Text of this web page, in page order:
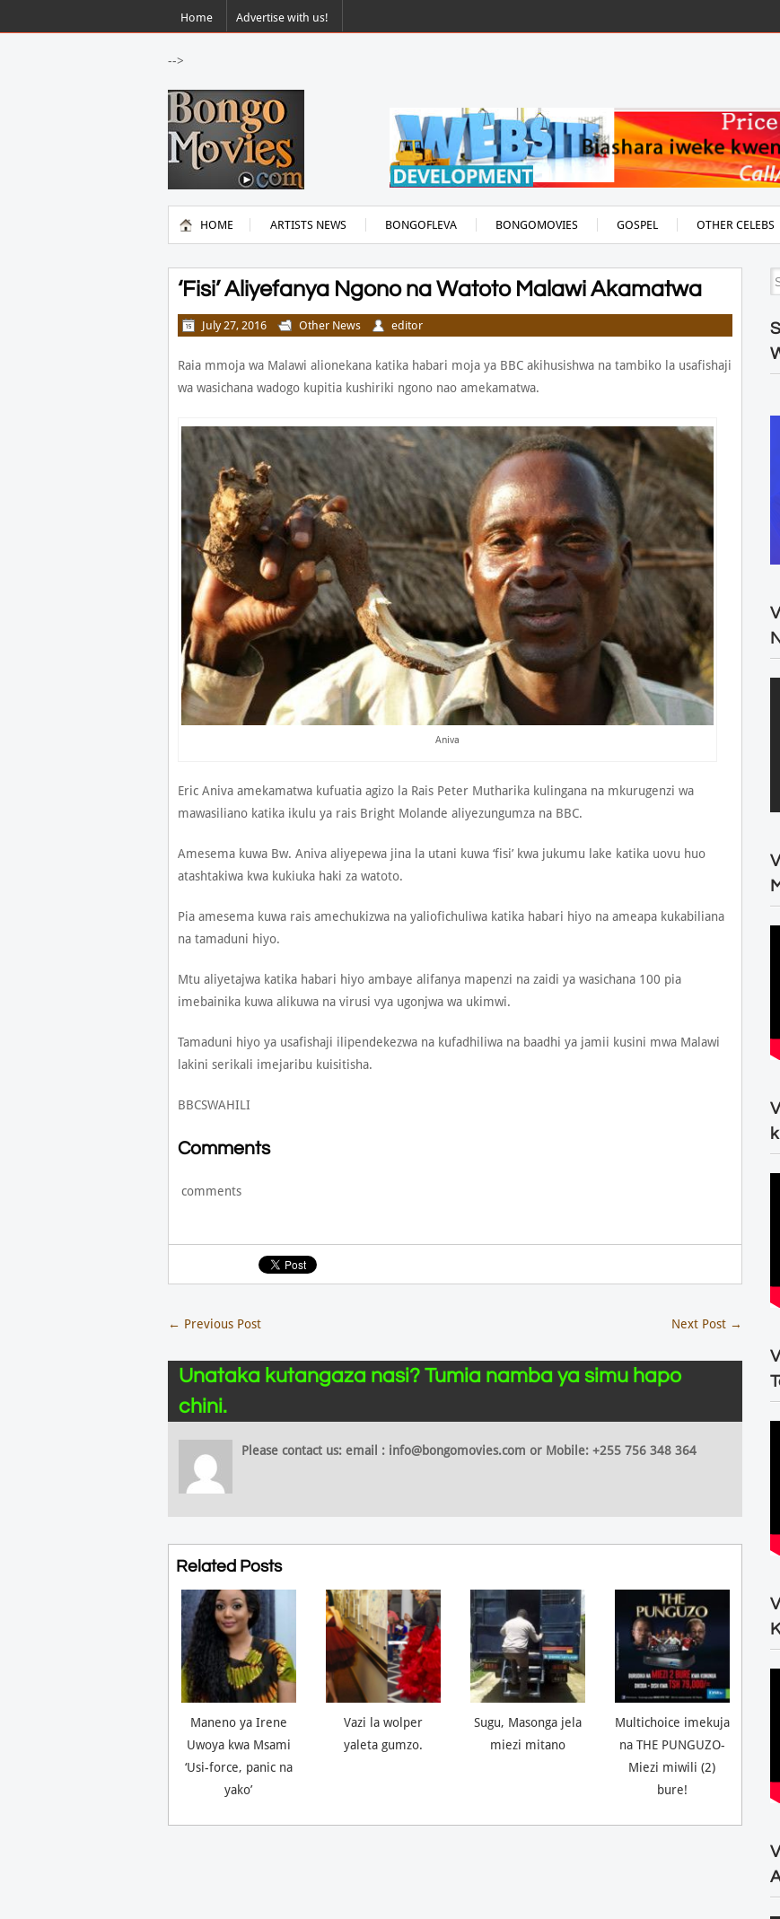
Home Advertise with us!
-->
HOME ARTISTS NEWS BONGOFLEVA BONGOMOVIES GOSPEL OTHER CELEBS
‘Fisi’ Aliyefanya Ngono na Watoto Malawi Akamatwa
July 27, 2016 Other News editor
Raia mmoja wa Malawi alionekana katika habari moja ya BBC akihusishwa na tambiko la usafishaji
wa wasichana wadogo kupitia kushiriki ngono nao amekamatwa.
Aniva
Eric Aniva amekamatwa kufuatia agizo la Rais Peter Mutharika kulingana na mkurugenzi wa
mawasiliano katika ikulu ya rais Bright Molande aliyezungumza na BBC.
Amesema kuwa Bw. Aniva aliyepewa jina la utani kuwa ‘fisi’ kwa jukumu lake katika uovu huo
atashtakiwa kwa kukiuka haki za watoto.
Pia amesema kuwa rais amechukizwa na yaliofichuliwa katika habari hiyo na ameapa kukabiliana
na tamaduni hiyo.
Mtu aliyetajwa katika habari hiyo ambaye alifanya mapenzi na zaidi ya wasichana 100 pia
imebainika kuwa alikuwa na virusi vya ugonjwa wa ukimwi.
Tamaduni hiyo ya usafishaji ilipendekezwa na kufadhiliwa na baadhi ya jamii kusini mwa Malawi
lakini serikali imejaribu kuisitisha.
BBCSWAHILI
Comments
comments
← Previous Post Next Post →
Unataka kutangaza nasi? Tumia namba ya simu hapo
chini.
Please contact us: email : info@bongomovies.com or Mobile: +255 756 348 364
Related Posts
Maneno ya Irene
Uwoya kwa Msami
‘Usi-force, panic na
yako’
Vazi la wolper
yaleta gumzo.
Sugu, Masonga jela
miezi mitano
Multichoice imekuja
na THE PUNGUZO-
Miezi miwili (2)
bure!